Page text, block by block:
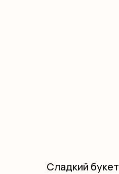
Сладкий букет